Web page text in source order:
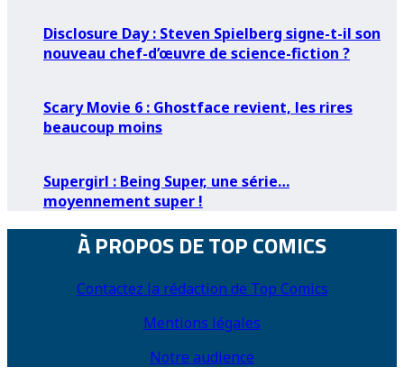
Disclosure Day : Steven Spielberg signe-t-il son
nouveau chef-d’œuvre de science-fiction ?
Scary Movie 6 : Ghostface revient, les rires
beaucoup moins
Supergirl : Being Super, une série…
moyennement super !
À PROPOS DE TOP COMICS
Contactez la rédaction de Top Comics
Mentions légales
Notre audience